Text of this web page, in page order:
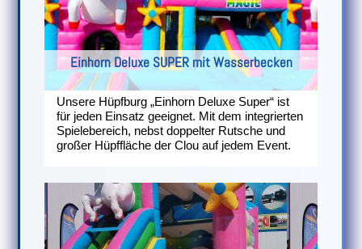
Einhorn Deluxe SUPER mit Wasserbecken
Unsere Hüpfburg „Einhorn Deluxe Super“ ist
für jeden Einsatz geeignet. Mit dem integrierten
Spielebereich, nebst doppelter Rutsche und
großer Hüpffläche der Clou auf jedem Event.